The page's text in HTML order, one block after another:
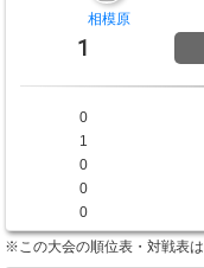
相模原
1
0
1
0
0
0
※この大会の順位表・対戦表は